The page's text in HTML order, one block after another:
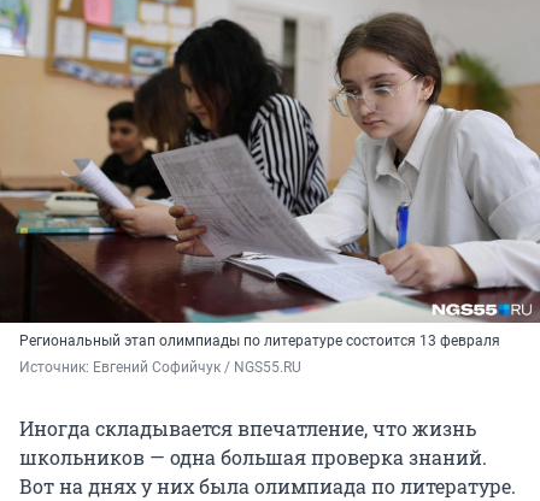
Региональный этап олимпиады по литературе состоится 13 февраля
Источник: Евгений Софийчук / NGS55.RU
Иногда складывается впечатление, что жизнь
школьников — одна большая проверка знаний.
Вот на днях у них была олимпиада по литературе.